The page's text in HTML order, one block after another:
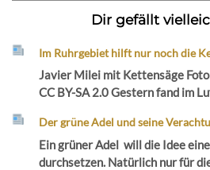
Dir gefällt
Im Ruhrgebiet hilft nur noch die
Javier Milei mit Kettensäge
CC BY-SA 2.0 Gestern fand im
Der grüne Adel und seine
Ein grüner Adel will die Idee
durchsetzen. Natürlich nur für